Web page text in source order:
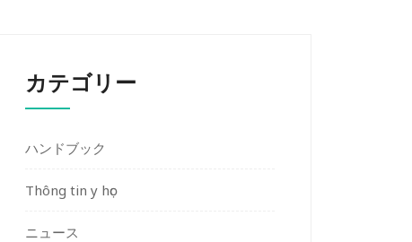
カテゴリー
ハンドブック
Thông tin y học
ニュース